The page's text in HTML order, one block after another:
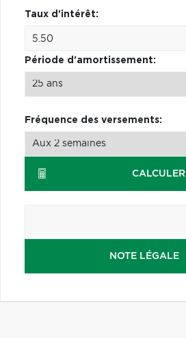
Taux d'intérêt:
Période d'amortissement:
Fréquence des versements:
CALCULER
NOTE LÉGALE